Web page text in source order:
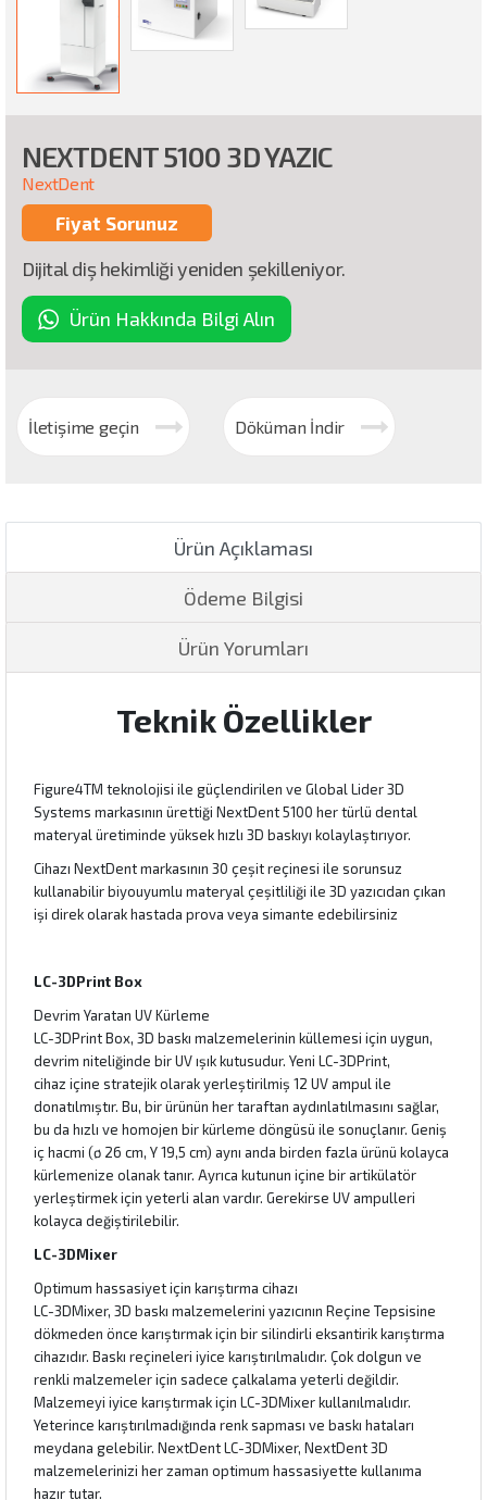
NEXTDENT 5100 3D YAZIC
NextDent
Fiyat Sorunuz
Dijital diş hekimliği yeniden şekilleniyor.
Ürün Hakkında Bilgi Alın
İletişime geçin Döküman İndir
Ürün Açıklaması
Ödeme Bilgisi
Ürün Yorumları
Teknik Özellikler
Figure4TM teknolojisi ile güçlendirilen ve Global Lider 3D
Systems markasının ürettiği NextDent 5100 her türlü dental
materyal üretiminde yüksek hızlı 3D baskıyı kolaylaştırıyor.
Cihazı NextDent markasının 30 çeşit reçinesi ile sorunsuz
kullanabilir biyouyumlu materyal çeşitliliği ile 3D yazıcıdan çıkan
işi direk olarak hastada prova veya simante edebilirsiniz
LC-3DPrint Box
Devrim Yaratan UV Kürleme
LC-3DPrint Box, 3D baskı malzemelerinin küllemesi için uygun,
devrim niteliğinde bir UV ışık kutusudur. Yeni LC-3DPrint,
cihaz içine stratejik olarak yerleştirilmiş 12 UV ampul ile
donatılmıştır. Bu, bir ürünün her taraftan aydınlatılmasını sağlar,
bu da hızlı ve homojen bir kürleme döngüsü ile sonuçlanır. Geniş
iç hacmi (ø 26 cm, Y 19,5 cm) aynı anda birden fazla ürünü kolayca
kürlemenize olanak tanır. Ayrıca kutunun içine bir artikülatör
yerleştirmek için yeterli alan vardır. Gerekirse UV ampulleri
kolayca değiştirilebilir.
LC-3DMixer
Optimum hassasiyet için karıştırma cihazı
LC-3DMixer, 3D baskı malzemelerini yazıcının Reçine Tepsisine
dökmeden önce karıştırmak için bir silindirli eksantirik karıştırma
cihazıdır. Baskı reçineleri iyice karıştırılmalıdır. Çok dolgun ve
renkli malzemeler için sadece çalkalama yeterli değildir.
Malzemeyi iyice karıştırmak için LC-3DMixer kullanılmalıdır.
Yeterince karıştırılmadığında renk sapması ve baskı hataları
meydana gelebilir. NextDent LC-3DMixer, NextDent 3D
malzemelerinizi her zaman optimum hassasiyette kullanıma
hazır tutar.